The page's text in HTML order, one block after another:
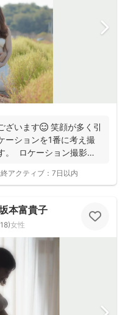
ざいます😊 笑顔が多く引
ーションを1番に考え撮
。 ロケーション撮影も
アクティブ： 7日以内
本富貴子
18)女性